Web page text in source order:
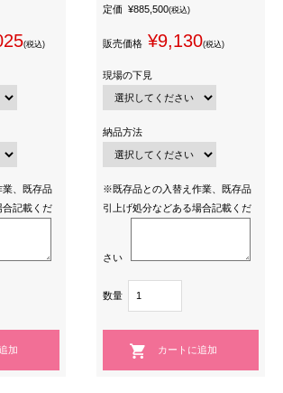
(税込)
、既存品
合記載くだ
定価 ¥885,500(税込)
販売価格 ¥9,130(税込)
現場の下見
納品方法
※既存品との入替え作業、既存品
引上げ処分などある場合記載くだ
さい
数量